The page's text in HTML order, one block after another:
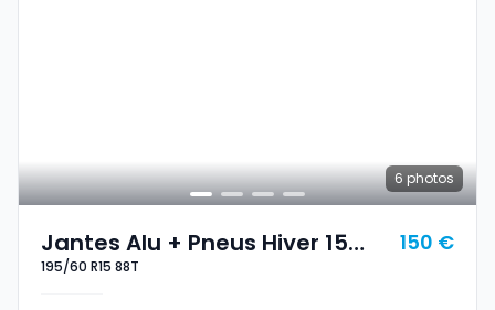
6 photos
Jantes Alu + Pneus Hiver 15
195/60 R15 88T
195/60 R15 88T
150 €